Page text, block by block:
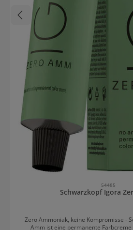
54485
Schwarzkopf Igora
Zero Ammoniak, keine Kompromisse -
Amm ist eine permanente